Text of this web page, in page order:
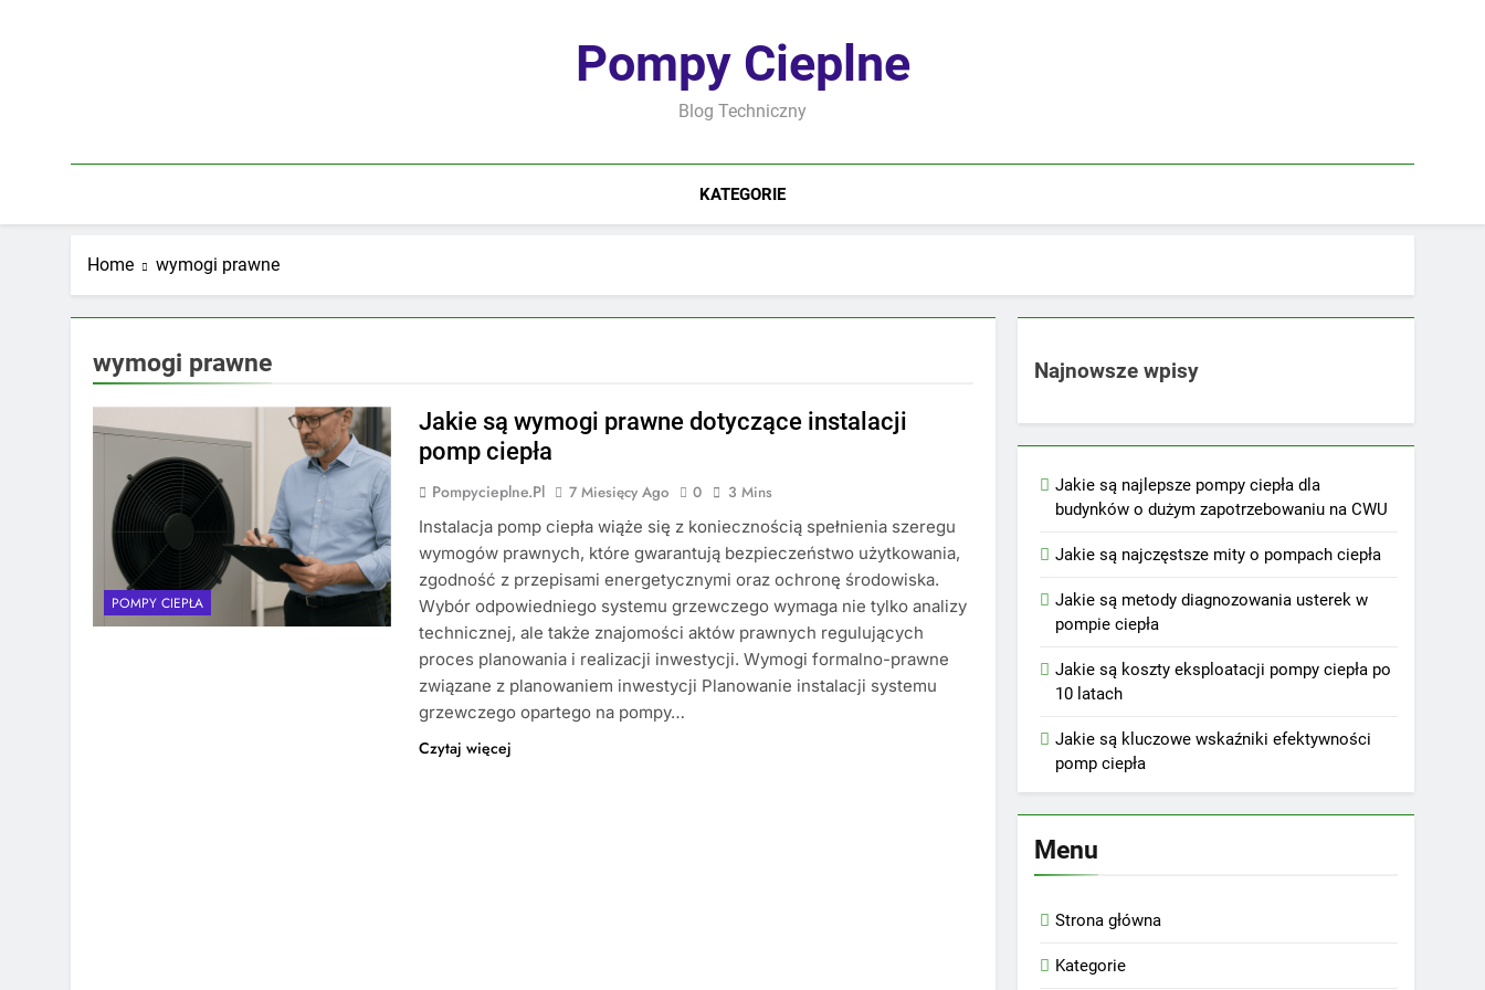
Pompy Cieplne
Blog Techniczny
KATEGORIE
Home wymogi prawne
wymogi prawne
POMPY CIEPŁA
Jakie są wymogi prawne dotyczące instalacji
pomp ciepła
Pompycieplne.pl 7 Miesięcy Ago 0
3 Mins
Instalacja pomp ciepła wiąże się z koniecznością spełnienia szeregu
wymogów prawnych, które gwarantują bezpieczeństwo użytkowania,
zgodność z przepisami energetycznymi oraz ochronę środowiska.
Wybór odpowiedniego systemu grzewczego wymaga nie tylko analizy
technicznej, ale także znajomości aktów prawnych regulujących
proces planowania i realizacji inwestycji. Wymogi formalno-prawne
związane z planowaniem inwestycji Planowanie instalacji systemu
grzewczego opartego na pompy…
Czytaj więcej
Najnowsze wpisy
Jakie są najlepsze pompy ciepła dla
budynków o dużym zapotrzebowaniu na CWU
Jakie są najczęstsze mity o pompach ciepła
Jakie są metody diagnozowania usterek w
pompie ciepła
Jakie są koszty eksploatacji pompy ciepła po
10 latach
Jakie są kluczowe wskaźniki efektywności
pomp ciepła
Menu
Strona główna
Kategorie